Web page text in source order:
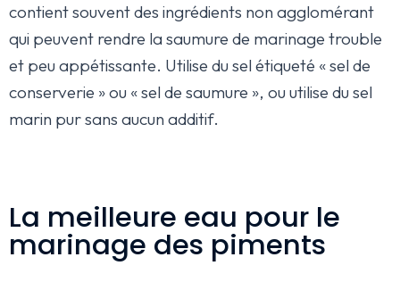
contient souvent des ingrédients non agglomérant
qui peuvent rendre la saumure de marinage trouble
et peu appétissante. Utilise du sel étiqueté « sel de
conserverie » ou « sel de saumure », ou utilise du sel
marin pur sans aucun additif.
La meilleure eau pour le
marinage des piments